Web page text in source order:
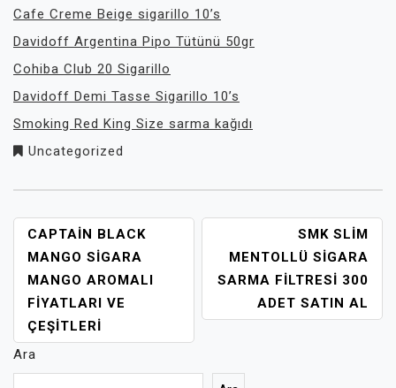
Cafe Creme Beige sigarillo 10’s
Davidoff Argentina Pipo Tütünü 50gr
Cohiba Club 20 Sigarillo
Davidoff Demi Tasse Sigarillo 10’s
Smoking Red King Size sarma kağıdı
Uncategorized
YAZI
GEZINMESI
CAPTAIN BLACK
MANGO SIGARA
MANGO AROMALI
FIYATLARI VE
ÇEŞITLERI
SMK SLIM
MENTOLLÜ SIGARA
SARMA FILTRESI 300
ADET SATIN AL
Ara